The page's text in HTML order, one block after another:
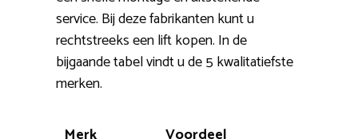
service. Bij deze fabrikanten kunt u
rechtstreeks een lift kopen. In de
bijgaande tabel vindt u de 5 kwalitatiefste
merken.